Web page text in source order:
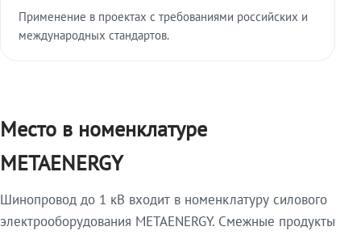
Применение в проектах с требованиями российских и
международных стандартов.
Место в номенклатуре
METAENERGY
Шинопровод до 1 кВ входит в номенклатуру силового
электрооборудования METAENERGY. Смежные продукты